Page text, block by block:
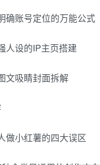
确账号定位的万能公式
人设的IP主页搭建
文吸睛封面拆解
做小红薯的四大误区